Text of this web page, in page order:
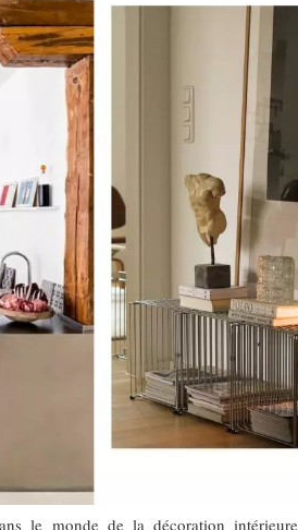
le monde de la décoration